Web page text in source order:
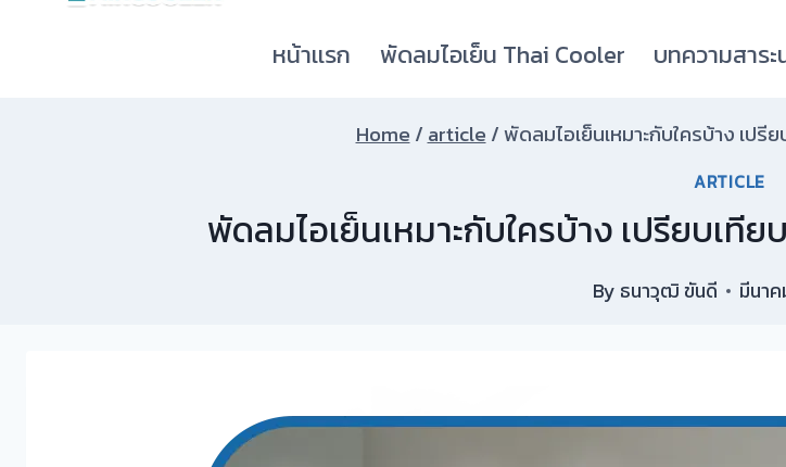
หน้าเเรก พัดลมไอเย็น Thai Cooler บทความสาระ
Home / article /พัดลมไอเย็นเหมาะกับใครบ้าง เปรี
ARTICLE
พัดลมไอเย็นเหมาะกับใครบ้าง เปรียบเที
By ธนาวุฒิ ขันดี มีนาค